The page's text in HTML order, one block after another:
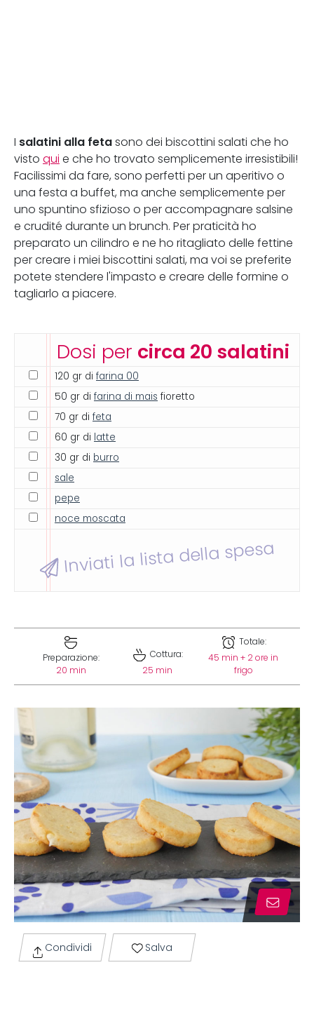
I salatini alla feta sono dei biscottini salati che ho
visto qui e che ho trovato semplicemente irresistibili!
Facilissimi da fare, sono perfetti per un aperitivo o
una festa a buffet, ma anche semplicemente per
uno spuntino sfizioso o per accompagnare salsine
e crudité durante un brunch. Per praticità ho
preparato un cilindro e ne ho ritagliato delle fettine
per creare i miei biscottini salati, ma voi se preferite
potete stendere l'impasto e creare delle formine o
tagliarlo a piacere.
Dosi per circa 20 salatini
120 gr di farina 00
50 gr di farina di mais fioretto
70 gr di feta
60 gr di latte
30 gr di burro
sale
pepe
noce moscata
Inviati la lista della spesa
Preparazione:
20 min
Cottura:
25 min
Totale:
45 min + 2 ore in
frigo
Condividi Salva